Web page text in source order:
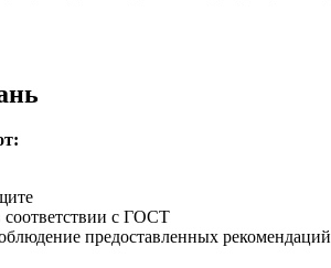
соответствии с ГОСТ
предоставленных